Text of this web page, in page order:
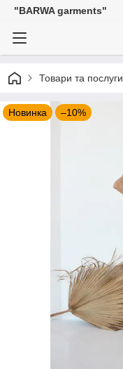
"BARWA garments"
Товари та послуги
Новинка –10%